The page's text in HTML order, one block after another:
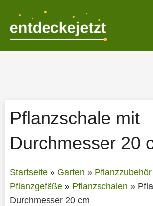
springen
Pflanzschale mit
Durchmesser 20
Startseite» Garten » Pflanzzubehör
Pflanzgefäße» Pflanzschalen »
Durchmesser 20 cm